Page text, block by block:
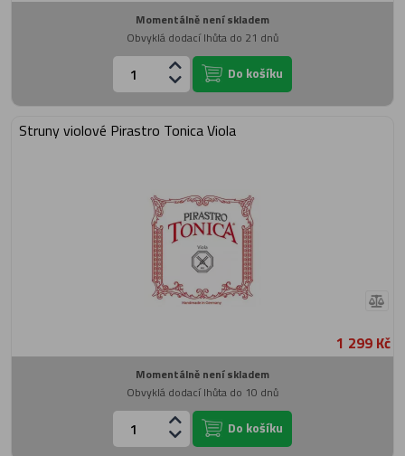
Momentálně není skladem
Obvyklá dodací lhůta do 21 dnů
Do košíku
Struny violové Pirastro Tonica Viola
1 299 Kč
Momentálně není skladem
Obvyklá dodací lhůta do 10 dnů
Do košíku